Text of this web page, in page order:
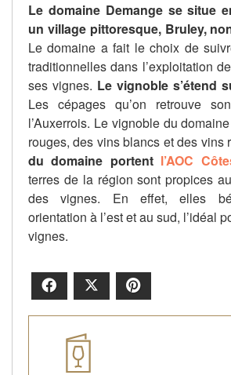
Le domaine Demange se situe
un village pittoresque, Bruley,
Le domaine a fait le choix de
traditionnelles dans l’exploitation
ses vignes. Le vignoble s’étend
Les cépages qu’on retrouve
l’Auxerrois. Le vignoble du
rouges, des vins blancs et des vins
du domaine portent l’AOC
terres de la région sont propices
des vignes. En effet, elles
orientation à l’est et au sud, l’idéal
vignes.
Facebook